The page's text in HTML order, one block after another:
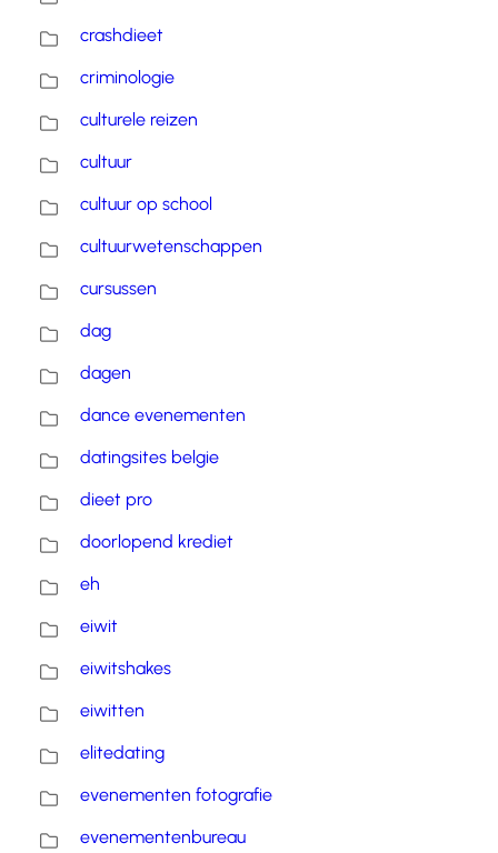
crashdieet
criminologie
culturele reizen
cultuur
cultuur op school
cultuurwetenschappen
cursussen
dag
dagen
dance evenementen
datingsites belgie
dieet pro
doorlopend krediet
eh
eiwit
eiwitshakes
eiwitten
elitedating
evenementen fotografie
evenementenbureau